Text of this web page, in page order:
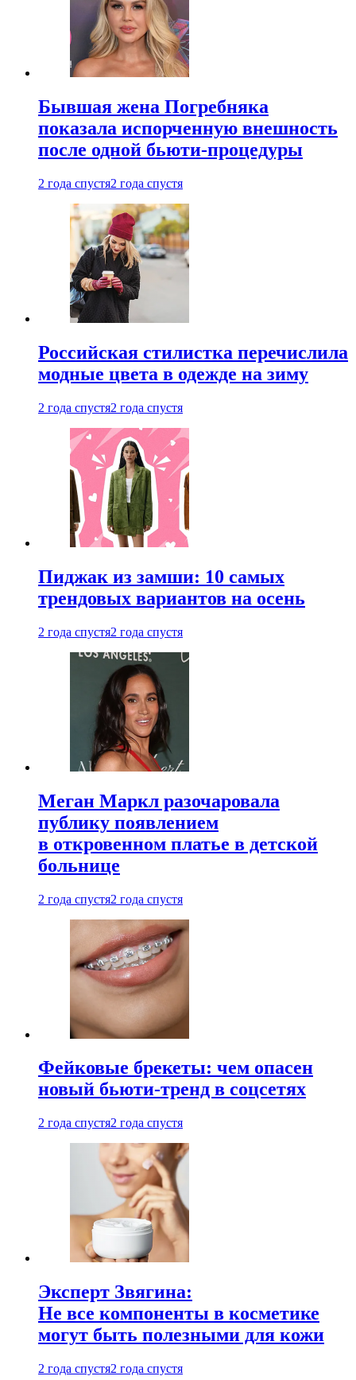
Бывшая жена Погребняка
показала испорченную внешность
после одной бьюти-процедуры
2 года спустя2 года спустя
Российская стилистка перечислила
модные цвета в одежде на зиму
2 года спустя2 года спустя
Пиджак из замши: 10 самых
трендовых вариантов на осень
2 года спустя2 года спустя
Меган Маркл разочаровала
публику появлением
в откровенном платье в детской
больнице
2 года спустя2 года спустя
Фейковые брекеты: чем опасен
новый бьюти-тренд в соцсетях
2 года спустя2 года спустя
Эксперт Звягина:
Не все компоненты в косметике
могут быть полезными для кожи
2 года спустя2 года спустя